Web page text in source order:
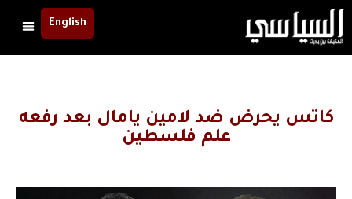
English
كاتس يحرض ضد لامين يامال بعد رفعه
علم فلسطين